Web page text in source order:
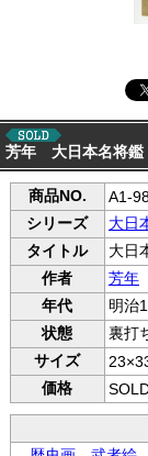
芳年 大日本名将鑑
商品NO.
A1-
シリーズ
大日
タイトル
大日
作者
芳年
年代
明治
状態
裏打
サイズ
価格